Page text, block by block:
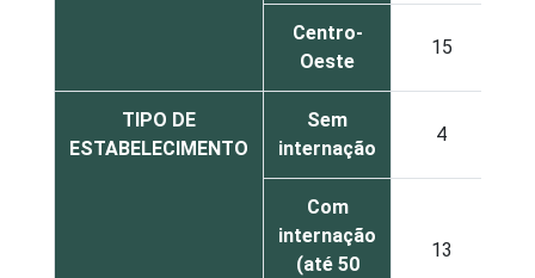
Centro-
Oeste
15
TIPO DE
ESTABELECIMENTO
Sem
internação
4
Com
internação
(até 50
13